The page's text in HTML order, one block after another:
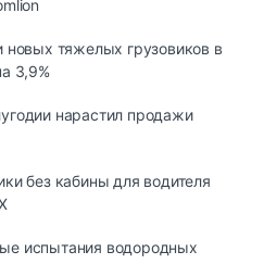
новых тяжелых грузовиков в
3,9%
нарастил продажи
без кабины для водителя
испытания водородных